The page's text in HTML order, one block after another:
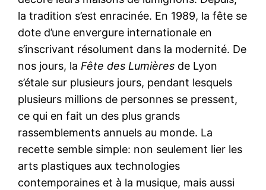
la tradition s’est enracinée. En 1989, la fête se
dote d’une envergure internationale en
s’inscrivant résolument dans la modernité. De
nos jours, la Fête des Lumières de Lyon
s’étale sur plusieurs jours, pendant lesquels
plusieurs millions de personnes se pressent,
ce qui en fait un des plus grands
rassemblements annuels au monde. La
recette semble simple: non seulement lier les
arts plastiques aux technologies
contemporaines et à la musique, mais aussi